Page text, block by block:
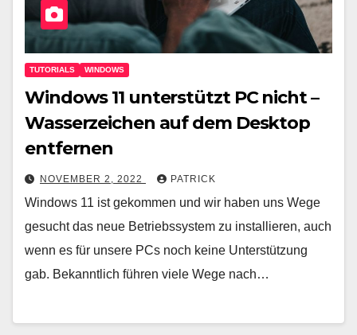
TUTORIALS WINDOWS
Windows 11 unterstützt PC nicht –
Wasserzeichen auf dem Desktop
entfernen
NOVEMBER 2, 2022 PATRICK
Windows 11 ist gekommen und wir haben uns Wege
gesucht das neue Betriebssystem zu installieren, auch
wenn es für unsere PCs noch keine Unterstützung
gab. Bekanntlich führen viele Wege nach…